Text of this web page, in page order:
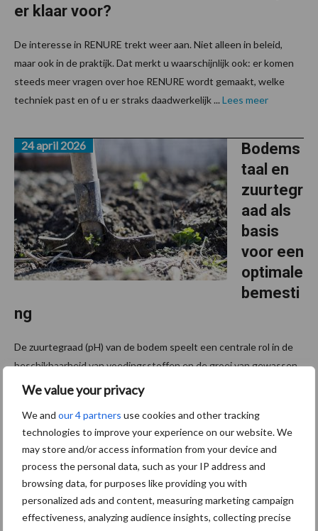
We value your privacy
We and our 4 partners use cookies and other tracking
technologies to improve your experience on our website. We
may store and/or access information from your device and
process the personal data, such as your IP address and
browsing data, for purposes like providing you with
personalized ads and content, measuring marketing campaign
effectiveness, analyzing audience insights, collecting precise
er klaar voor?
De interesse in RENURE trekt weer aan. Niet alleen in beleid,
maar ook in de praktijk. Dat merkt u waarschijnlijk ook: er komen
steeds meer vragen over hoe RENURE wordt gemaakt, welke
techniek past en of u er straks daadwerkelijk ... Lees meer
Bodems
taal en
zuurtegr
aad als
basis
voor een
optimale
bemesti
ng
24 april 2026
De zuurtegraad (pH) van de bodem speelt een centrale rol in de
beschikbaarheid van voedingsstoffen en de groei van gewassen.
Daarom vormt het meten van de bodemtoestand via een
Spaakwi
elbemes
ten met
urean en
23 april 2026